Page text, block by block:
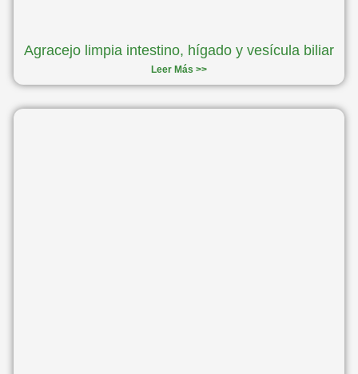
Agracejo limpia intestino, hígado y vesícula biliar
Leer Más >>